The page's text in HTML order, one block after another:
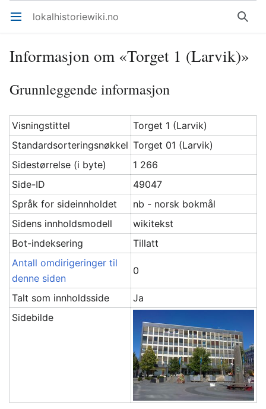
Åpne hovedmenyen lokalhistoriewiki.no Søk
Informasjon om «Torget 1 (Larvik)»
Grunnleggende informasjon
Visningstittel
Torget 1 (Larvik)
Standardsorteringsnøkkel Torget 01 (Larvik)
Sidestørrelse (i byte)
1 266
Side-ID
49047
Språk for sideinnholdet
nb - norsk bokmål
Sidens innholdsmodell
wikitekst
Bot-indeksering
Tillatt
Antall omdirigeringer til
denne siden
0
Talt som innholdsside
Ja
Sidebilde